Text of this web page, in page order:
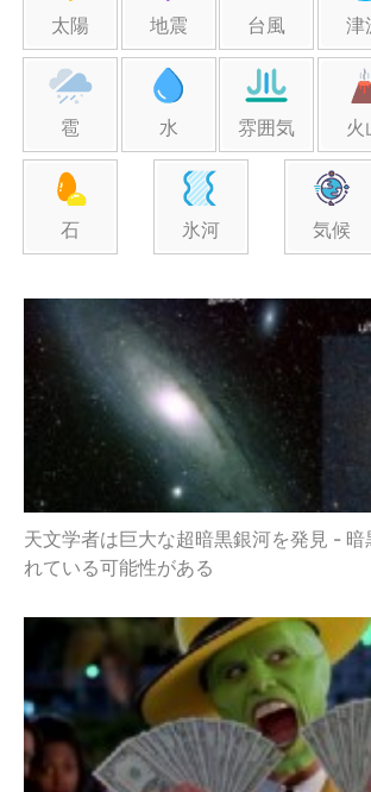
太陽 地震 台風 津
雹 水 雰囲気 火
石 氷河 気候
天文学者は巨大な超暗黒銀河を発見 - 暗
れている可能性がある